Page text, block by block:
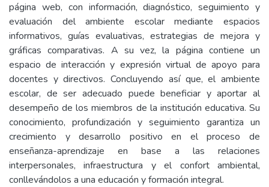
página web, con información, diagnóstico, seguimiento y
evaluación del ambiente escolar mediante espacios
informativos, guías evaluativas, estrategias de mejora y
gráficas comparativas. A su vez, la página contiene un
espacio de interacción y expresión virtual de apoyo para
docentes y directivos. Concluyendo así que, el ambiente
escolar, de ser adecuado puede beneficiar y aportar al
desempeño de los miembros de la institución educativa. Su
conocimiento, profundización y seguimiento garantiza un
crecimiento y desarrollo positivo en el proceso de
enseñanza-aprendizaje en base a las relaciones
interpersonales, infraestructura y el confort ambiental,
conllevándolos a una educación y formación integral.